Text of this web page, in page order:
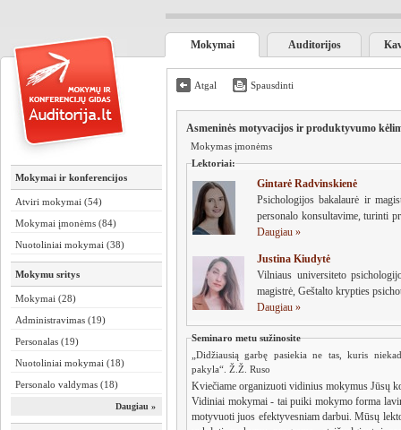
Mokymai Auditorijos
Mokymai ir konferencijos
Atviri mokymai (54)
Mokymai įmonėms (84)
Nuotoliniai mokymai (38)
Mokymu sritys
Mokymai (28)
Administravimas (19)
Personalas (19)
Nuotoliniai mokymai (18)
Personalo valdymas (18)
Daugiau »
Atgal Spausdinti
Asmeninės motyvacijos ir produktyvumo
Mokymas įmonėms
Lektoriai:
Gintarė Radvinskienė
Psichologijos bakalaurė ir magistrė, nuo 2007 metų dirbanti klientų ir
Daugiau »
Justina Kiudytė
Vilniaus universiteto
magistrė, Geštalto krypties
Daugiau »
Seminaro metu sužinosite
„Didžiausią garbę pasiekia ne tas, kuris
pakyla“. Ž.Ž. Ruso
Kviečiame organizuoti vidinius mokymus Jūsų
Vidiniai mokymai - tai puiki mokymo forma
motyvuoti juos efektyvesniam darbui. Mūsų